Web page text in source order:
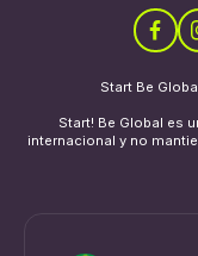
Start Be
Start! Be Global es
internacional y no